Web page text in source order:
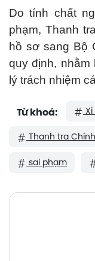
Do tính chất
phạm, Thanh
hồ sơ sang Bộ
quy định,
lý trách nhiệm
Từ khoá:
Thanh tra
sai phạm